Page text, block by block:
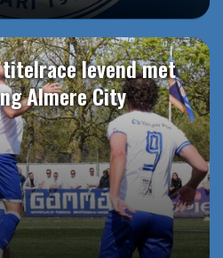
levend met
Almere City